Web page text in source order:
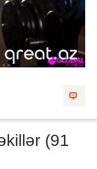
(91